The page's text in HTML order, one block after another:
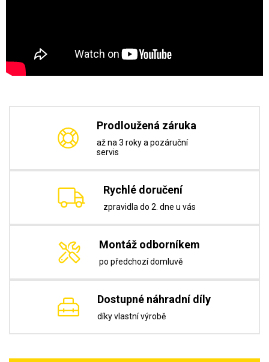
Prodloužená záruka
až na 3 roky a pozáruční
servis
Rychlé doručení
zpravidla do 2. dne u vás
Montáž odborníkem
po předchozí domluvě
Dostupné náhradní díly
díky vlastní výrobě